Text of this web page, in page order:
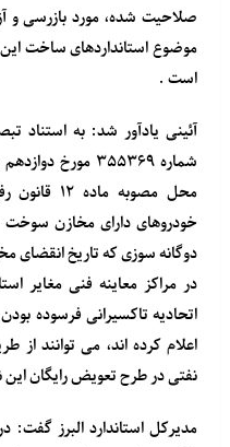
صلاحیت شده، مورد بازرسی و
موضوع استانداردهای ساخت
است .
آئینی یادآور شد: به استناد
محل مصوبه
خودروهای دارای مخازن
دوگانه سوزی که تاریخ انقضای
در مراکز معاینه فنی مغایر
اتحادیه تاکسیرانی فرسوده
اعلام کرده اند، می توانند
نفتی در طرح تعویض رایگان این
مدیرکل استاندارد البرز گفت: